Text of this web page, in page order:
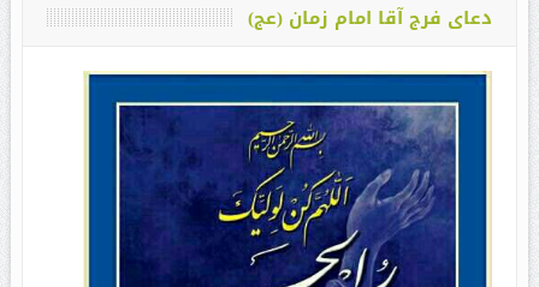
دعای فرج آقا امام زمان (عج)